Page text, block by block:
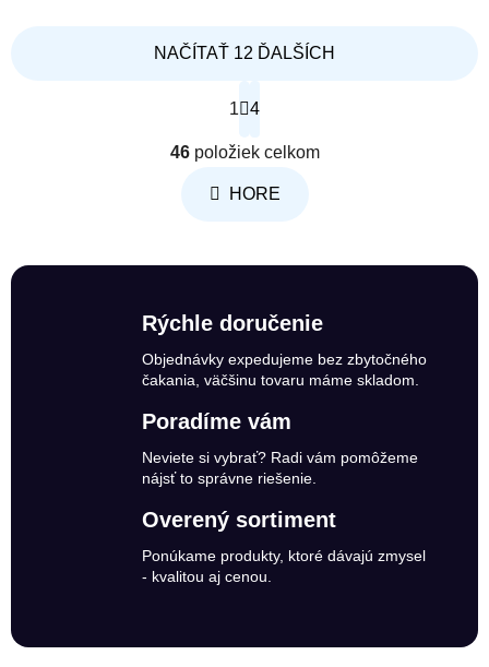
NAČÍTAŤ 12 ĎALŠÍCH
1 4
46položiek celkom
HORE
Rýchle doručenie
Objednávky expedujeme bez zbytočného
čakania, väčšinu tovaru máme skladom.
Poradíme vám
Neviete si vybrať? Radi vám pomôžeme
nájsť to správne riešenie.
Overený sortiment
Ponúkame produkty, ktoré dávajú zmysel
- kvalitou aj cenou.